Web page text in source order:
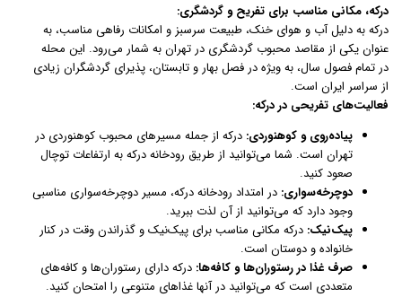
درکه، مکانی مناسب برای تفریح و گردشگری:
درکه به دلیل آب و هوای خنک، طبیعت سرسبز و امکانات رفاهی مناسب، به
عنوان یکی از مقاصد محبوب گردشگری در تهران به شمار می‌رود. این محله
در تمام فصول سال، به ویژه در فصل بهار و تابستان، پذیرای گردشگران زیادی
از سراسر ایران است.
فعالیت‌های تفریحی در درکه:
پیاده‌روی و کوهنوردی: درکه از جمله مسیرهای محبوب کوهنوردی در
تهران است. شما می‌توانید از طریق رودخانه درکه به ارتفاعات توچال
صعود کنید.
دوچرخه‌سواری: در امتداد رودخانه درکه، مسیر دوچرخه‌سواری مناسبی
وجود دارد که می‌توانید از آن لذت ببرید.
پیک‌نیک: درکه مکانی مناسب برای پیک‌نیک و گذراندن وقت در کنار
خانواده و دوستان است.
صرف غذا در رستوران‌ها و کافه‌ها: درکه دارای رستوران‌ها و کافه‌های
متعددی است که می‌توانید در آنها غذاهای متنوعی را امتحان کنید.